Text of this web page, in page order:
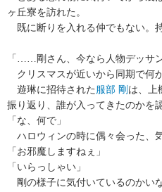
ヶ丘寮を訪れた。
既に断りを入れる仲でもない。
「……剛さん、今なら人物デッサ
クリスマスが近いから同期で何
遊琳に招待された 服部 剛 は、上
振り返り、誰が入ってきたのかを
「な、何で」
ハロウィンの時に偶々会った、
「お邪魔しますねぇ」
「いらっしゃい」
剛の様子に気付いているのかい